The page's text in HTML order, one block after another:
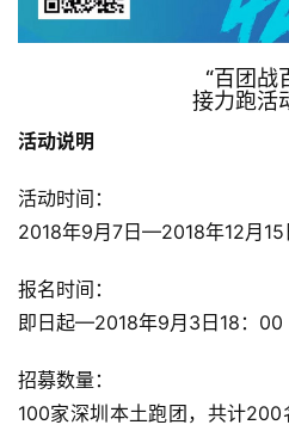
比
“百团战
接力跑活
活动说明
活动时间：
2018年9月7日—2018年12月15
报名时间：
即日起—2018年9月3日18：00
招募数量：
100家深圳本土跑团，共计